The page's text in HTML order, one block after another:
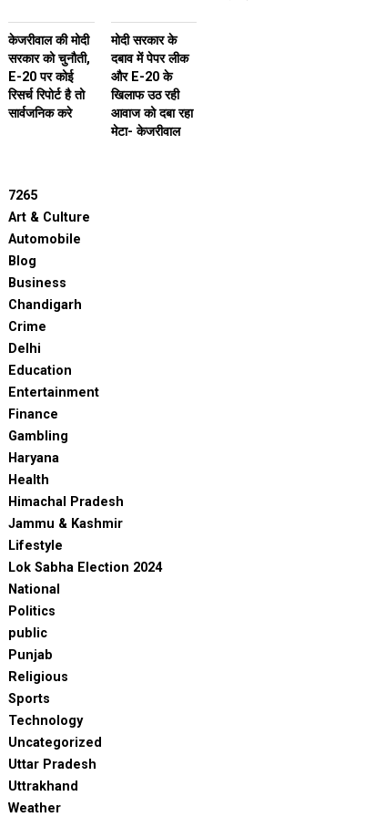
केजरीवाल की मोदी
सरकार को चुनौती,
E-20 पर कोई
रिसर्च रिपोर्ट है तो
सार्वजनिक करे
मोदी सरकार के
दबाव में पेपर लीक
और E-20 के
खिलाफ उठ रही
आवाज को दबा रहा
मेटा- केजरीवाल
7265
Art & Culture
Automobile
Blog
Business
Chandigarh
Crime
Delhi
Education
Entertainment
Finance
Gambling
Haryana
Health
Himachal Pradesh
Jammu & Kashmir
Lifestyle
Lok Sabha Election 2024
National
Politics
public
Punjab
Religious
Sports
Technology
Uncategorized
Uttar Pradesh
Uttrakhand
Weather